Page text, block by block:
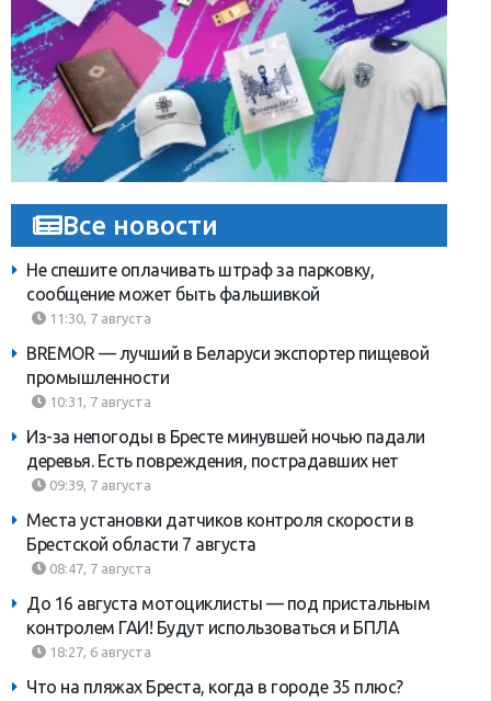
Все новости
Не спешите оплачивать штраф за парковку,
сообщение может быть фальшивкой
11:30, 7 августа
BREMOR — лучший в Беларуси экспортер пищевой
промышленности
10:31, 7 августа
Из-за непогоды в Бресте минувшей ночью падали
деревья. Есть повреждения, пострадавших нет
09:39, 7 августа
Места установки датчиков контроля скорости в
Брестской области 7 августа
08:47, 7 августа
До 16 августа мотоциклисты — под пристальным
контролем ГАИ! Будут использоваться и БПЛА
18:27, 6 августа
Что на пляжах Бреста, когда в городе 35 плюс?